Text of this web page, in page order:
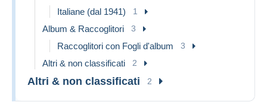
Italiane (dal 1941) 1
Album & Raccoglitori 3
Raccoglitori con Fogli d'album 3
Altri & non classificati 2
Altri & non classificati 2